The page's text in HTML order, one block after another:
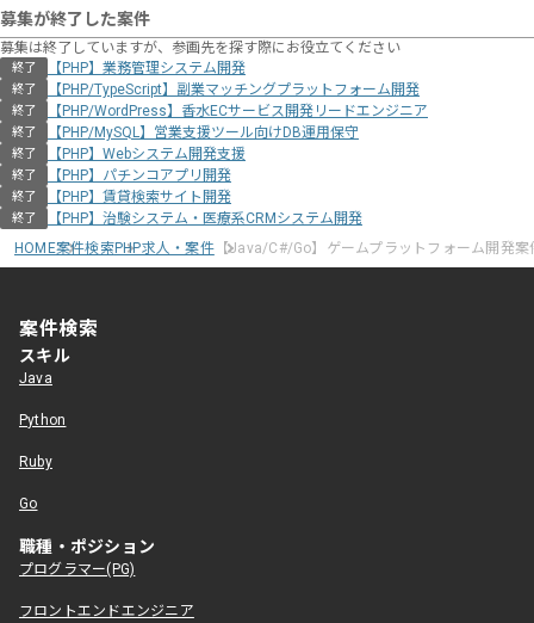
募集が終了した案件
募集は終了していますが、参画先を探す際にお役立てください
終了 【PHP】業務管理システム開発
終了 【PHP/TypeScript】副業マッチングプラットフォーム開発
終了 【PHP/WordPress】香水ECサービス開発リードエンジニア
終了 【PHP/MySQL】営業支援ツール向けDB運用保守
終了 【PHP】Webシステム開発支援
終了 【PHP】パチンコアプリ開発
終了 【PHP】賃貸検索サイト開発
終了
【PHP】治験システム・医療系CRMシステム開発
HOME案件検索PHP求人・案件【Java/C#/Go】ゲームプラットフォーム開発案
案件検索
スキル
Java
Python
Ruby
Go
職種・ポジション
プログラマー(PG)
フロントエンドエンジニア